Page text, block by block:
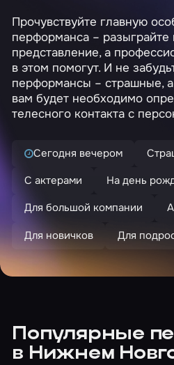
Прочувствуйте главную
перформанса – разыграйте
представление, а
в этом помогут. И не
перформансы – страшные,
вам будет необходимо
телесного контакта с
Сегодня вечером
С актерами
На день
Для большой компании
Для новичков
Для
Популярные
в Нижнем